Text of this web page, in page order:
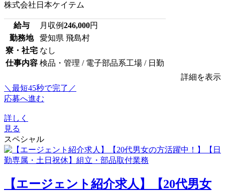
株式会社日本ケイテム
給与 月収例246,000円
勤務地
愛知県 飛島村
寮・社宅 なし
仕事内容 検品・管理 / 電子部品系工場 / 日勤
詳細を表示
＼最短45秒で完了／
応募へ進む
詳しく
見る
スペシャル
【エージェント紹介求人】【20代男女